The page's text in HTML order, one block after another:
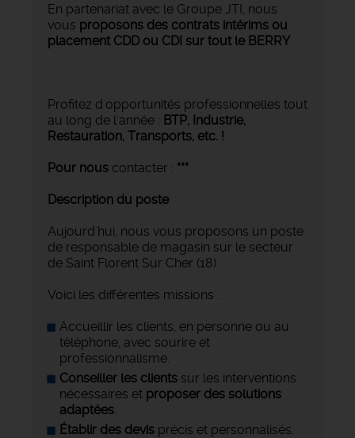
En partenariat avec le Groupe JTI, nous
vous proposons des contrats intérims ou
placement CDD ou CDI sur tout le BERRY
Profitez d'opportunités professionnelles tout
au long de l'année : BTP, Industrie,
Restauration, Transports, etc. !
Pour nous contacter : ***
Description du poste
Aujourd'hui, nous vous proposons un poste
de responsable de magasin sur le secteur
de Saint Florent Sur Cher (18)
Voici les différentes missions :
Accueillir les clients, en personne ou au
téléphone, avec sourire et
professionnalisme.
Conseiller les clients sur les interventions
nécessaires et proposer des solutions
adaptées.
Établir des devis précis et personnalisés.